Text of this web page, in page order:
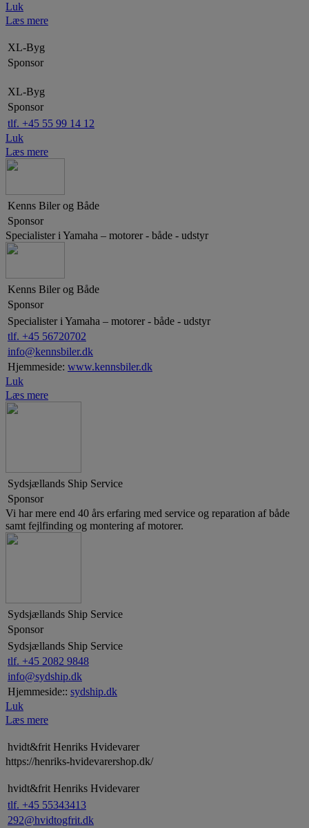
Luk
Læs mere
XL-Byg
Sponsor
XL-Byg
Sponsor
tlf. +45 55 99 14 12
Luk
Læs mere
Kenns Biler og Både
Sponsor
Specialister i Yamaha – motorer - både - udstyr
Kenns Biler og Både
Sponsor
Specialister i Yamaha – motorer - både - udstyr
tlf. +45 56720702
info@kennsbiler.dk
Hjemmeside: www.kennsbiler.dk
Luk
Læs mere
Sydsjællands Ship Service
Sponsor
Vi har mere end 40 års erfaring med service og reparation af både
samt fejlfinding og montering af motorer.
Sydsjællands Ship Service
Sponsor
Sydsjællands Ship Service
tlf. +45 2082 9848
info@sydship.dk
Hjemmeside:: sydship.dk
Luk
Læs mere
hvidt&frit Henriks Hvidevarer
https://henriks-hvidevarershop.dk/
hvidt&frit Henriks Hvidevarer
tlf. +45 55343413
292@hvidtogfrit.dk